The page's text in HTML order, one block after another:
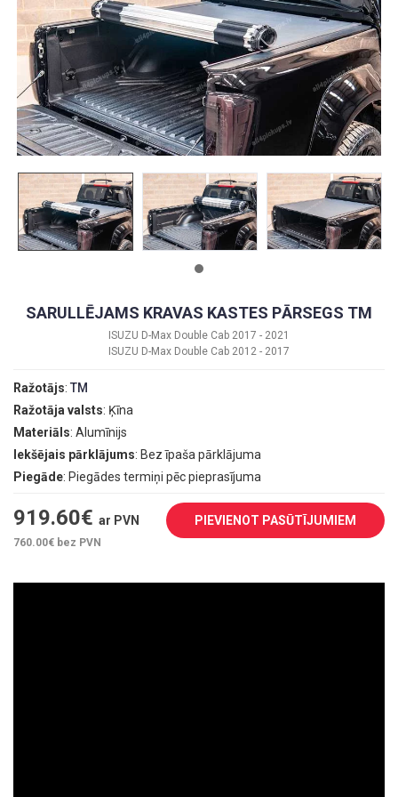
SARULLĒJAMS KRAVAS KASTES PĀRSEGS TM
ISUZU D-Max Double Cab 2017 - 2021
ISUZU D-Max Double Cab 2012 - 2017
Ražotājs: TM
Ražotāja valsts: Ķīna
Materiāls: Alumīnijs
Iekšējais pārklājums: Bez īpaša pārklājuma
Piegāde: Piegādes termiņi pēc pieprasījuma
919.60€ ar PVN
760.00€ bez PVN
PIEVIENOT PASŪTĪJUMIEM